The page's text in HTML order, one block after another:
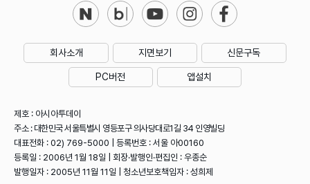
회사소개 지면보기 신문구독
PC버전 앱설치
제호 : 아시아투데이
주소 : 대한민국 서울특별시 영등포구 의사당대로1길 34 인영빌딩
대표전화 : 02) 769-5000 | 등록번호 : 서울 아00160
등록일 : 2006년 1월 18일 | 회장·발행인·편집인 : 우종순
발행일자 : 2005년 11월 11일 | 청소년보호책임자 : 성희제